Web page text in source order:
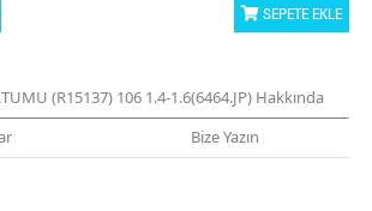
SEPETE EKLE
(R15137) 106 1.4-1.6(6464.JP) Hakkında
Bize Yazın